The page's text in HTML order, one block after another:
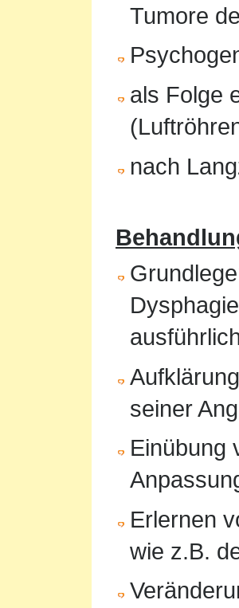
Tumore
als Folge
nach
seiner
Einübung
Erlernen
wie z.B.